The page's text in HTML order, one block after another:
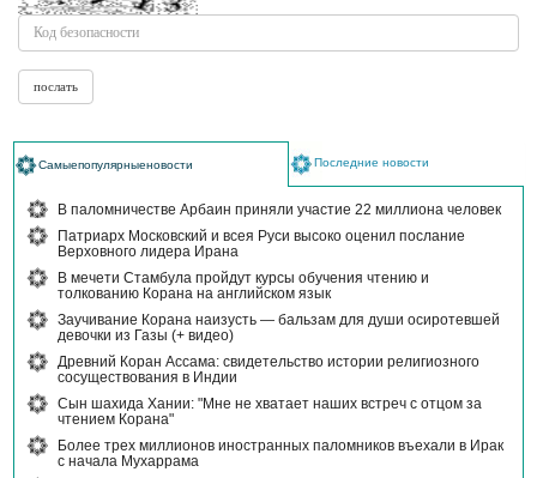
Самыепопулярныеновости Последние новости
В паломничестве Арбаин приняли участие 22 миллиона человек
Патриарх Московский и всея Руси высоко оценил послание
Верховного лидера Ирана
В мечети Стамбула пройдут курсы обучения чтению и
толкованию Корана на английском язык
Заучивание Корана наизусть — бальзам для души осиротевшей
девочки из Газы (+ видео)
Древний Коран Ассама: свидетельство истории религиозного
сосуществования в Индии
Сын шахида Хании: "Мне не хватает наших встреч с отцом за
чтением Корана"
Более трех миллионов иностранных паломников въехали в Ирак
с начала Мухаррама